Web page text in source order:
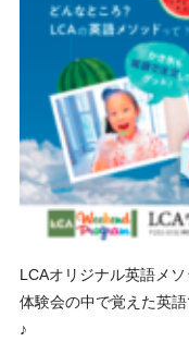
LCAオリジナル英語メ
体験会の中で覚えた英
♪